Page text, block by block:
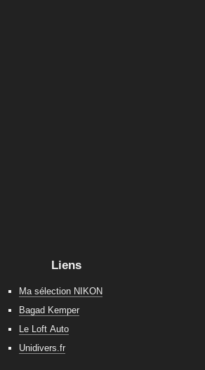
Liens
Ma sélection NIKON
Bagad Kemper
Le Loft Auto
Unidivers.fr